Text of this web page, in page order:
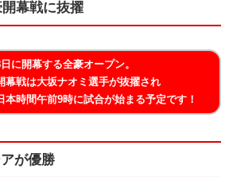
幕戦に抜擢
に開幕する全豪オープン。
幕戦は大坂ナオミ選手が抜擢され
本時間午前9時に試合が始まる予定です！
が優勝